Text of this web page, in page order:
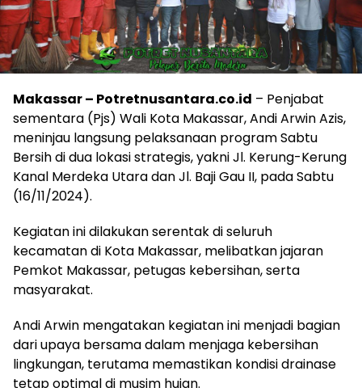
Makassar – Potretnusantara.co.id – Penjabat
sementara (Pjs) Wali Kota Makassar, Andi Arwin Azis,
meninjau langsung pelaksanaan program Sabtu
Bersih di dua lokasi strategis, yakni Jl. Kerung-Kerung
Kanal Merdeka Utara dan Jl. Baji Gau II, pada Sabtu
(16/11/2024).
Kegiatan ini dilakukan serentak di seluruh
kecamatan di Kota Makassar, melibatkan jajaran
Pemkot Makassar, petugas kebersihan, serta
masyarakat.
Andi Arwin mengatakan kegiatan ini menjadi bagian
dari upaya bersama dalam menjaga kebersihan
lingkungan, terutama memastikan kondisi drainase
tetap optimal di musim hujan.